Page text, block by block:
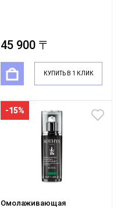
45 900 〒
КУПИТЬ В 1 КЛИК
-15%
Омолаживающая